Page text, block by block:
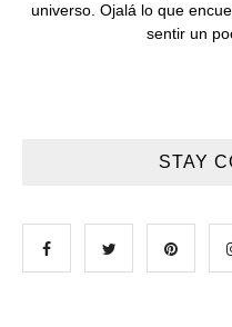
universo. Ojalá lo que
sentir un
STAY